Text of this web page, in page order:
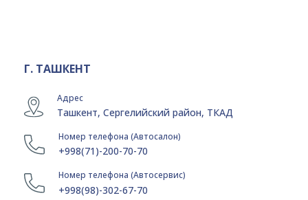
Г. ТАШКЕНТ
Адрес
Ташкент, Сергелийский район, ТКАД
Номер телефона (Автосалон)
+998(71)-200-70-70
Номер телефона (Автосервис)
+998(98)-302-67-70